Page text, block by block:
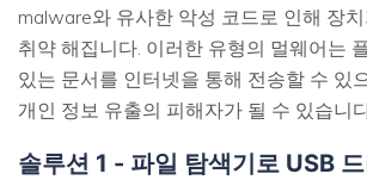
malware와 유사한 악성 코드로 인해 장
취약 해집니다. 이러한 유형의 멀웨어는
있는 문서를 인터넷을 통해 전송할 수 있
개인 정보 유출의 피해자가 될 수 있습니
솔루션 1 - 파일 탐색기로 USB